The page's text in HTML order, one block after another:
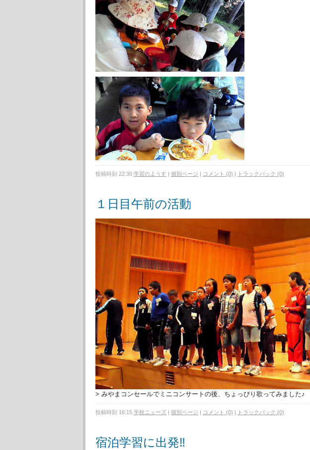
投稿時刻 22:30 学習のようす | 個別ページ | コメント (0) | トラックバック (0)
１日目午前の活動
> みやまコンセールでミニコンサートの後、ちょっぴり歌ってみました♪
投稿時刻 16:15 学校ニューズ 個別ページ コメント (0) トラックバック (0)
宿泊学習に出発‼